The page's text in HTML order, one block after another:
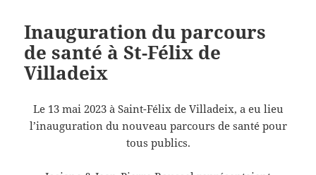
Inauguration du parcours
de santé à St-Félix de
Villadeix
Le 13 mai 2023 à Saint-Félix de Villadeix, a eu lieu
l’inauguration du nouveau parcours de santé pour
tous publics.